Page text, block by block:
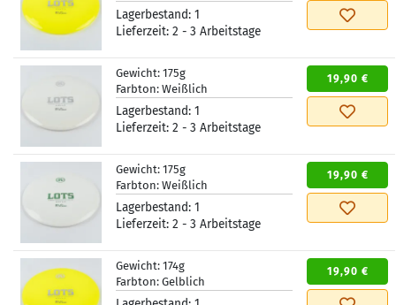
Lagerbestand: 1
Lieferzeit: 2 - 3 Arbeitstage
Gewicht: 175g
Farbton: Weißlich
Lagerbestand: 1
Lieferzeit: 2 - 3 Arbeitstage
19,90 €
Gewicht: 175g
Farbton: Weißlich
Lagerbestand: 1
Lieferzeit: 2 - 3 Arbeitstage
19,90 €
Gewicht: 174g
Farbton: Gelblich
19,90 €